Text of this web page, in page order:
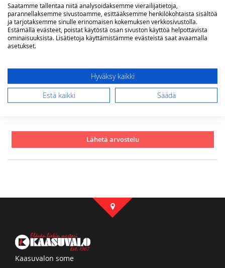
Yhteenveto
Arvostelu
Lähetä arvostelu
Kaasuvalon some
Saatamme tallentaa niitä analysoidaksemme vierailijatietoja,
parannellaksemme sivustoamme, esittääksemme henkilökohtaista sisältöä
ja tarjotaksemme sinulle erinomaisen kokemuksen verkkosivustolla.
Estämällä evästeet, poistat käytöstä osan sivuston käyttöä helpottavista
ominaisuuksista. Lisätietoja käyttämistämme evästeistä saat avaamalla
asetukset.
Hyväksy kaikki
Estä kaikki Säädä